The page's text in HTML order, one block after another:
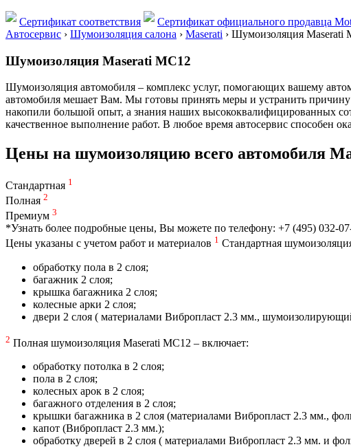
Сертификат соответствия Сертификат официального продавца
Автосервис › Шумоизоляция салона › Maserati › Шумоизоляция Maserati
Шумоизоляция Maserati MC12
Шумоизоляция автомобиля – комплекс услуг, помогающих вашему
автомобиля мешает Вам. Мы готовы принять меры и устранить
накопили большой опыт, а знания наших высококвалифицированных
качественное выполнение работ. В любое время автосервис способен
Цены на шумоизоляцию всего автомобиля
Стандартная 1
Полная 2
Премиум 3
*Узнать более подробные цены, Вы можете по телефону: +7 (495) 032-
Цены указаны с учетом работ и материалов 1 Стандартная
обработку пола в 2 слоя;
багажник 2 слоя;
крышка багажника 2 слоя;
колесные арки 2 слоя;
двери 2 слоя ( материалами Вибропласт 2.3 мм.,
2 Полная шумоизоляция Maserati MC12 – включает:
обработку потолка в 2 слоя;
пола в 2 слоя;
колесных арок в 2 слоя;
багажного отделения в 2 слоя;
крышки багажника в 2 слоя (материалами Вибропласт 2.3 мм.,
капот (Вибропласт 2.3 мм.);
обработку дверей в 2 слоя ( материалами Вибропласт 2.3 мм. и